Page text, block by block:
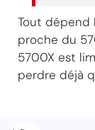
Tout dépend
proche du
5700X est
perdre déjà